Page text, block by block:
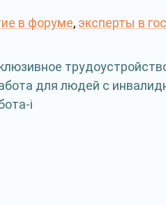
в форуме, эксперты в
для людей с
i